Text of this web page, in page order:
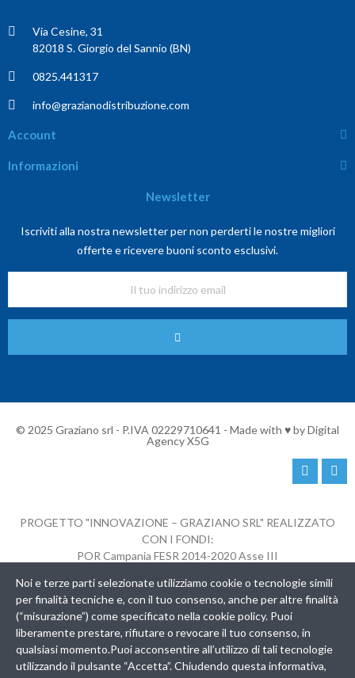
Via Cesine, 31
82018 S. Giorgio del Sannio (BN)
0825.441317
info@grazianodistribuzione.com
Account
Informazioni
Newsletter
Iscriviti alla nostra newsletter per non perderti le nostre migliori
offerte e ricevere buoni sconto esclusivi.
© 2025 Graziano srl - P.IVA 02229710641 - Made with ♥ byDigital
Agency X5G
PROGETTO "INNOVAZIONE – GRAZIANO SRL" REALIZZATO
CON I FONDI:
POR Campania FESR 2014-2020 Asse III
AVVISO PER LA CONCESSIONE DI CONTRIBUTI A FAVORE
DELLE MICRO, PICCOLE E MEDIE IMPRESE PER L’ATTUAZIONE DI
PROCESSI DI INNOVAZIONE
CUP B69J21005100007 – GRAZIANO SRL – P.IVA 02229710641
Noi e terze parti selezionate utilizziamo cookie o tecnologie simili
per finalità tecniche e, con il tuo consenso, anche per altre finalità
(“misurazione”) come specificato nella cookie policy. Puoi
liberamente prestare, rifiutare o revocare il tuo consenso, in
qualsiasi momento.Puoi acconsentire all’utilizzo di tali tecnologie
utilizzando il pulsante “Accetta”. Chiudendo questa informativa,